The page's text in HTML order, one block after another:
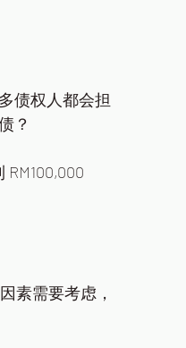
债权人都会担
？
素需要考虑，